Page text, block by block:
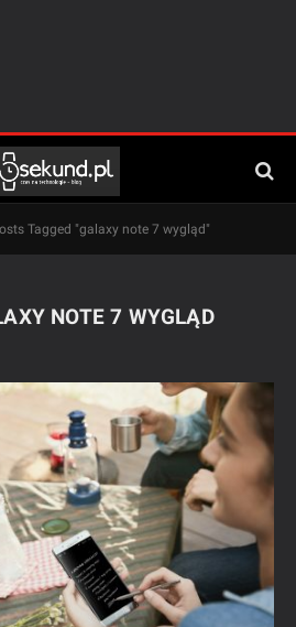
Tagged "galaxy note 7 wygląd"
NOTE 7 WYGLĄD